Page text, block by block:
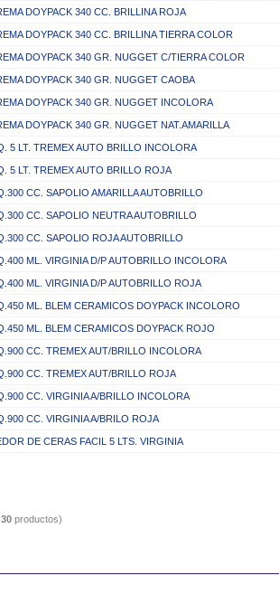
DOYPACK 340 CC. BRILLINA ROJA
DOYPACK 340 CC. BRILLINA TIERRA COLOR
DOYPACK 340 GR. NUGGET C/TIERRA COLOR
DOYPACK 340 GR. NUGGET CAOBA
DOYPACK 340 GR. NUGGET INCOLORA
DOYPACK 340 GR. NUGGET NAT.AMARILLA
5 LT. TREMEX AUTO BRILLO INCOLORA
5 LT. TREMEX AUTO BRILLO ROJA
CC. SAPOLIO AMARILLA AUTOBRILLO
CC. SAPOLIO NEUTRA AUTOBRILLO
CC. SAPOLIO ROJA AUTOBRILLO
ML. VIRGINIA D/P AUTOBRILLO INCOLORA
ML. VIRGINIA D/P AUTOBRILLO ROJA
ML. BLEM CERAMICOS DOYPACK INCOLORO
ML. BLEM CERAMICOS DOYPACK ROJO
CC. TREMEX AUT/BRILLO INCOLORA
CC. TREMEX AUT/BRILLO ROJA
CC. VIRGINIA A/BRILLO INCOLORA
CC. VIRGINIA A/BRILO ROJA
DE CERAS FACIL 5 LTS. VIRGINIA
30 productos)